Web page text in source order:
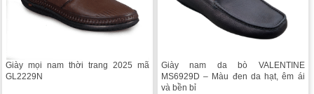
Giày mọi nam thời trang 2025 mã
GL2229N
Giày nam da bò VALENTINE
MS6929D – Màu đen da hạt, êm ái
và bền bỉ